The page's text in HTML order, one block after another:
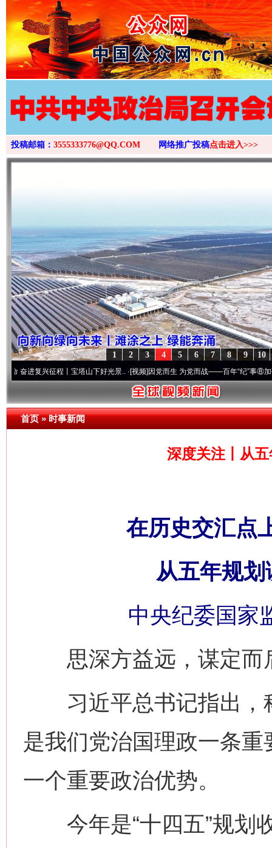
>
投稿邮箱： 3555333776@QQ.COM 网络推广投稿点击进入>>>
10
9
8
7
6
5
4
3
2
1
兴征程丨宝塔山下好光景..·[视频]因党而生 为党而战——百年“纪”事⑧加强纪律..·[
首页»时事新闻
深度关注丨从
在历史交汇点
从五年规
中央纪委国家
思深方益远，谋定而
习近平总书记指出，
是我们党治国理政一条
一个重要政治优势。
今年是“十四五”规划收